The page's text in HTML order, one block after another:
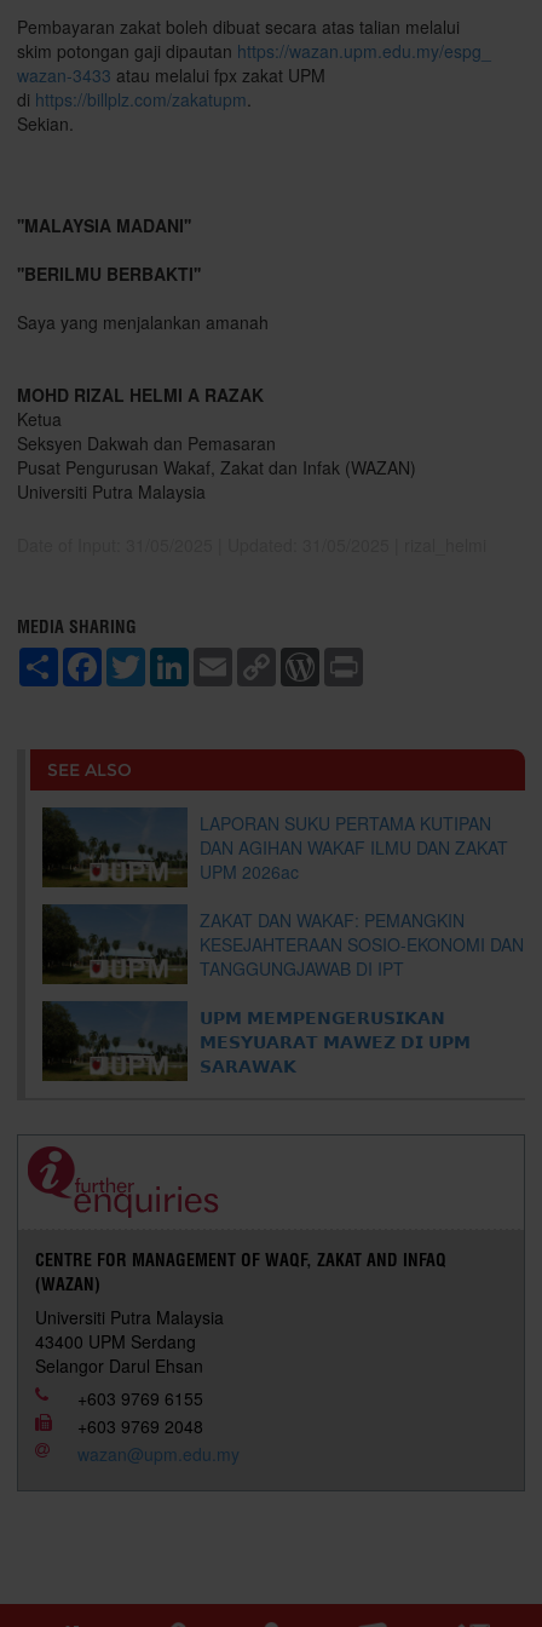
Pembayaran zakat boleh dibuat secara atas talian melalui
skim potongan gaji dipautan https://wazan.upm.edu.my/espg_
wazan-3433 atau melalui fpx zakat UPM
di https://billplz.com/zakatupm
Sekian.
''MALAYSIA MADANI''
''BERILMU BERBAKTI''
Saya yang menjalankan amanah
MOHD RIZAL HELMI A RAZAK
Ketua
Seksyen Dakwah dan Pemasaran
Pusat Pengurusan Wakaf, Zakat dan Infak (WAZAN)
Universiti Putra Malaysia
MEDIA SHARING
S
F
o
o
k
T
e
L
d
n
E
m
C
i
k
W
r
s
s
SEE ALSO
LAPORAN SUKU PERTAMA KUTIPAN
DAN AGIHAN WAKAF ILMU DAN ZAKAT
UPM 2026ac
ZAKAT DAN WAKAF: PEMANGKIN
KESEJAHTERAAN SOSIO-EKONOMI DAN
TANGGUNGJAWAB DI IPT
𝗨𝗣𝗠 𝗠𝗘𝗠𝗣𝗘𝗡𝗚𝗘𝗥𝗨𝗦𝗜𝗞𝗔𝗡
𝗠𝗘𝗦𝗬𝗨𝗔𝗥𝗔𝗧 𝗠𝗔𝗪𝗘𝗭 𝗗𝗜 𝗨𝗣𝗠
𝗦𝗔𝗥𝗔𝗪𝗔𝗞
CENTRE FOR MANAGEMENT OF WAQF, ZAKAT AND INFAQ
(WAZAN)
Universiti Putra Malaysia
43400 UPM Serdang
Selangor Darul Ehsan
+603 9769 6155
+603 9769 2048
wazan@upm.edu.my